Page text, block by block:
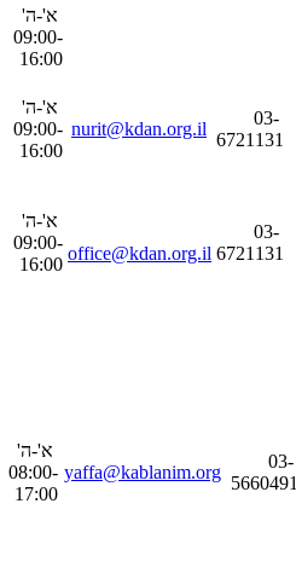
א'-ה'
09:00-
16:00
03-
6721131
nurit@kdan.org.il
א'-ה'
09:00-
16:00
03-
6721131
office@kdan.org.il
א'-ה'
09:00-
16:00
03-
5660491
yaffa@kablanim.org
א'-ה'
08:00-
17:00